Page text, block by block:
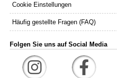
Cookie Einstellungen
Häufig gestellte Fragen (FAQ)
Folgen Sie uns auf Social Media